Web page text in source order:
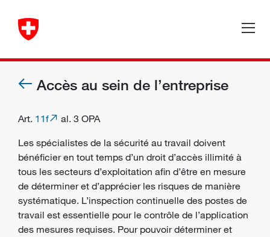
Accès au sein de l’entreprise
Art. 11f
al. 3 OPA
Les spécialistes de la sécurité au travail doivent
bénéficier en tout temps d’un droit d’accès illimité à
tous les secteurs d’exploitation afin d’être en mesure
de déterminer et d’apprécier les risques de manière
systématique. L’inspection continuelle des postes de
travail est essentielle pour le contrôle de l’application
des mesures requises. Pour pouvoir déterminer et